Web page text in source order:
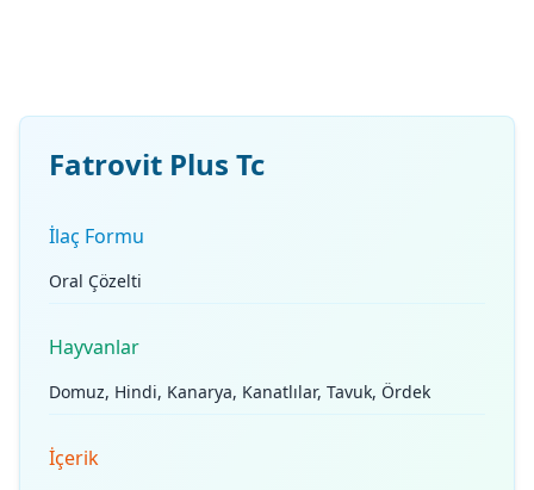
Fatrovit Plus Tc
İlaç Formu
Oral Çözelti
Hayvanlar
Domuz, Hindi, Kanarya, Kanatlılar, Tavuk, Ördek
İçerik